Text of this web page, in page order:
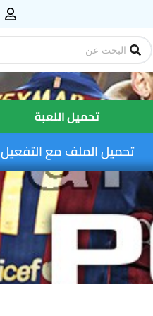
Search
...
تحميل اللعبة
تحميل الملف مع التفعيل